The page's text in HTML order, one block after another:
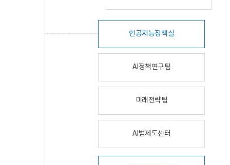
인공지능정책실
AI정책연구팀
미래전략팀
AI법제도센터